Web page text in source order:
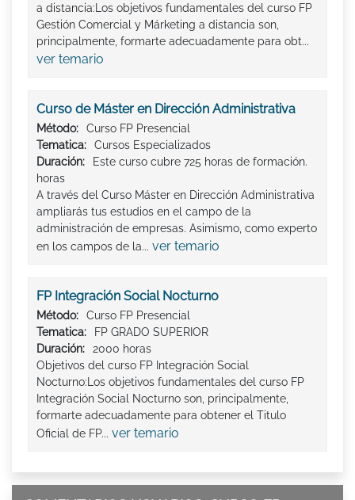
a distancia:Los objetivos fundamentales del curso FP
Gestión Comercial y Márketing a distancia son,
principalmente, formarte adecuadamente para obt...
ver temario
Curso de Máster en Dirección Administrativa
Método:
Curso FP Presencial
Tematica:
Cursos Especializados
Duración:
Este curso cubre 725 horas de formación.
horas
A través del Curso Máster en Dirección Administrativa
ampliarás tus estudios en el campo de la
administración de empresas. Asimismo, como experto
en los campos de la... ver temario
FP Integración Social Nocturno
Método:
Curso FP Presencial
Tematica:
FP GRADO SUPERIOR
Duración:
2000 horas
Objetivos del curso FP Integración Social
Nocturno:Los objetivos fundamentales del curso FP
Integración Social Nocturno son, principalmente,
formarte adecuadamente para obtener el Titulo
Oficial de FP... ver temario